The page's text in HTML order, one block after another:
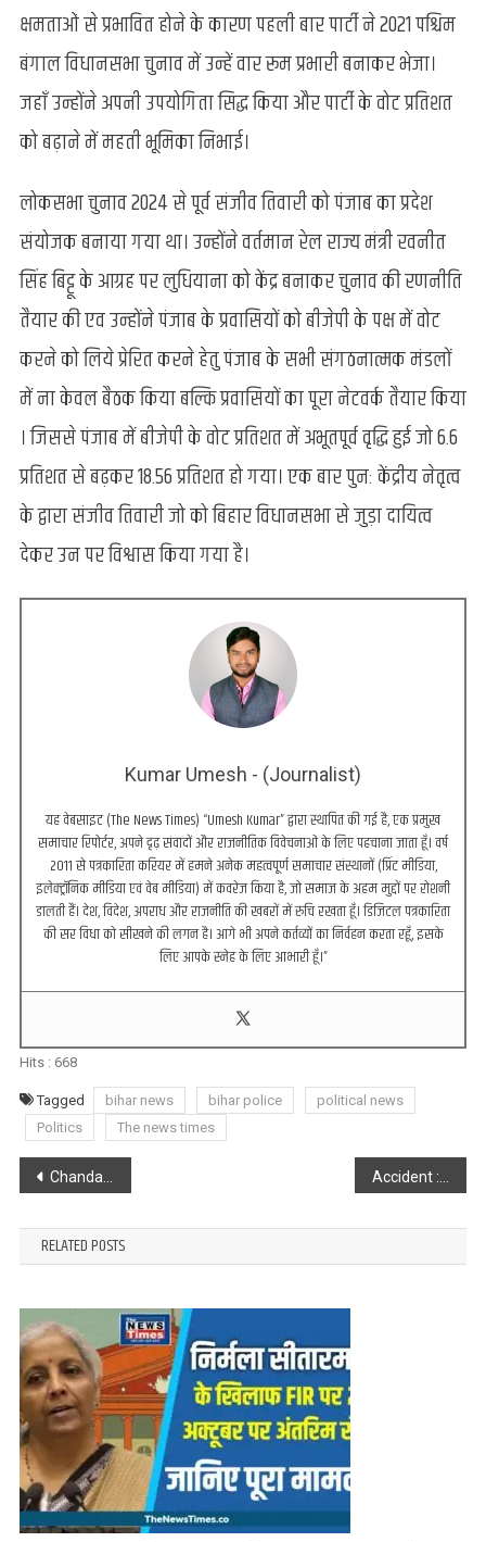
क्षमताओं से प्रभावित होने के कारण पहली बार पार्टी ने 2021 पश्चिम
बंगाल विधानसभा चुनाव में उन्हें वार रूम प्रभारी बनाकर भेजा।
जहाँ उन्होंने अपनी उपयोगिता सिद्ध किया और पार्टी के वोट प्रतिशत
को बढ़ाने में महती भूमिका निभाई।
लोकसभा चुनाव 2024 से पूर्व संजीव तिवारी को पंजाब का प्रदेश
संयोजक बनाया गया था। उन्होंने वर्तमान रेल राज्य मंत्री रवनीत
सिंह बिट्टू के आग्रह पर लुधियाना को केंद्र बनाकर चुनाव की रणनीति
तैयार की एव उन्होंने पंजाब के प्रवासियों को बीजेपी के पक्ष में वोट
करने को लिये प्रेरित करने हेतु पंजाब के सभी संगठनात्मक मंडलों
में ना केवल बैठक किया बल्कि प्रवासियों का पूरा नेटवर्क तैयार किया
। जिससे पंजाब में बीजेपी के वोट प्रतिशत में अभूतपूर्व वृद्धि हुई जो 6.6
प्रतिशत से बढ़कर 18.56 प्रतिशत हो गया। एक बार पुनः केंद्रीय नेतृत्व
के द्वारा संजीव तिवारी जो को बिहार विधानसभा से जुड़ा दायित्व
देकर उन पर विश्वास किया गया है।
Kumar Umesh - (Journalist)
यह वेबसाइट (The News Times) “Umesh Kumar” द्वारा स्थापित की गई है, एक प्रमुख
समाचार रिपोर्टर, अपने दृढ़ संवादों और राजनीतिक विवेचनाओं के लिए पहचाना जाता हूँ। वर्ष
2011 से पत्रकारिता करियर में हमने अनेक महत्वपूर्ण समाचार संस्थानों (प्रिंट मीडिया,
इलेक्ट्रॉनिक मीडिया एवं वेब मीडिया) में कवरेज किया है, जो समाज के अहम मुद्दों पर रोशनी
डालती हैं। देश, विदेश, अपराध और राजनीति की खबरों में रुचि रखता हूँ। डिजिटल पत्रकारिता
की सर विधा को सीखने की लगन है। आगे भी अपने कर्तव्यों का निर्वहन करता रहूँ, इसके
लिए आपके स्नेह के लिए आभारी हूँ।”
Hits : 668
Tagged bihar news bihar police
political news
Politics
The news times
Post
navigation
Chandauli : टैंकर से कुचलकर मजदूर की मौत
RELATED POSTS